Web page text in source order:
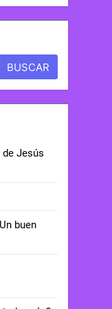
BUSCAR
Jesús
buen